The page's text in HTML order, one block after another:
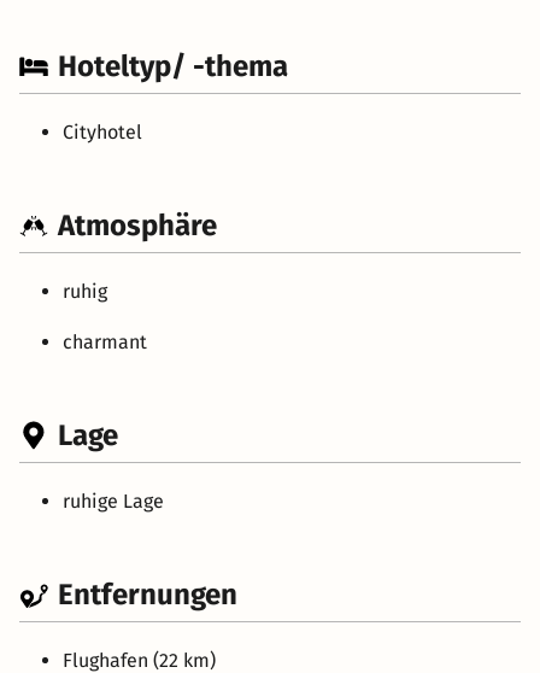
Hoteltyp/ -thema
Cityhotel
Atmosphäre
ruhig
charmant
Lage
ruhige Lage
Entfernungen
Flughafen (22 km)